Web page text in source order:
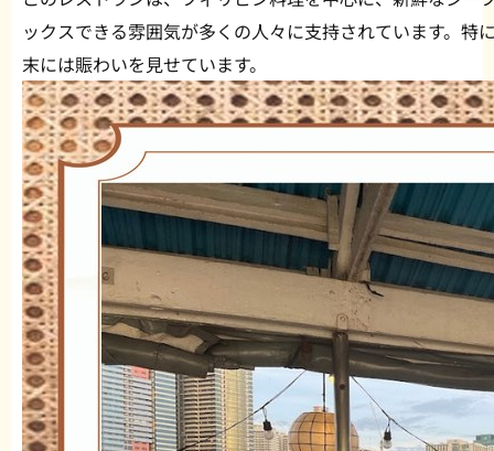
ックスできる雰囲気が多くの人々に支持されています。特
末には賑わいを見せています。